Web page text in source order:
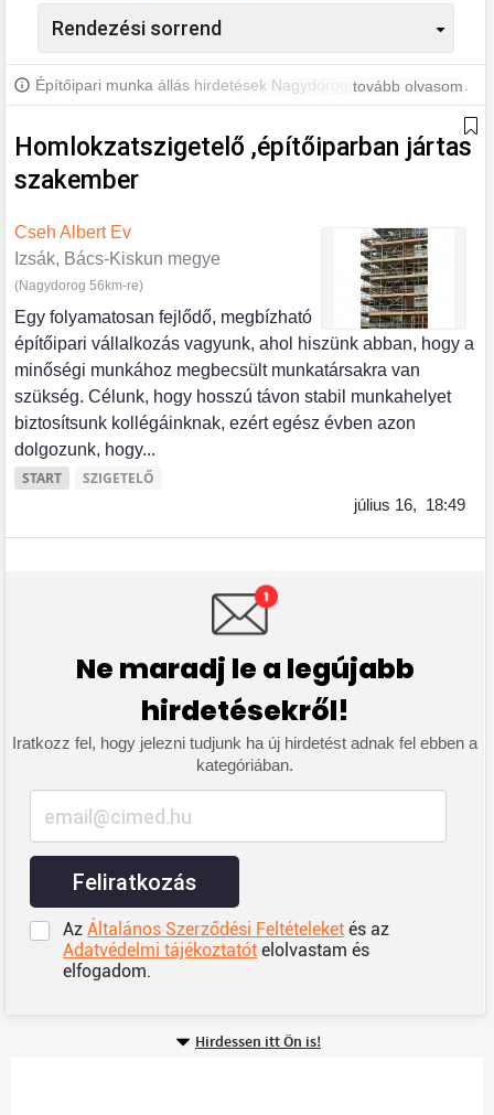
Építőipari munka állás hirdetések Nagydorogon és környékén.
tovább olvasom
Homlokzatszigetelő ,építőiparban jártas
szakember
Cseh Albert Ev
Izsák, Bács-Kiskun megye
(Nagydorog 56km-re)
Egy folyamatosan fejlődő, megbízható
építőipari vállalkozás vagyunk, ahol hiszünk abban, hogy a
minőségi munkához megbecsült munkatársakra van
szükség. Célunk, hogy hosszú távon stabil munkahelyet
biztosítsunk kollégáinknak, ezért egész évben azon
dolgozunk, hogy...
START
SZIGETELŐ
július 16, 18:49
Ne maradj le a legújabb
hirdetésekről!
Iratkozz fel, hogy jelezni tudjunk ha új hirdetést adnak fel ebben a
kategóriában.
Feliratkozás
AzÁltalános Szerződési Feltételeket és az
Adatvédelmi tájékoztatót elolvastam és
elfogadom.
Hirdessen itt Ön is!